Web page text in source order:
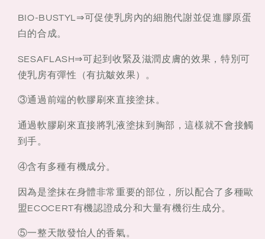
BIO-BUSTYL⇒可促使乳房內的細胞代謝並促進膠原蛋
白的合成。
SESAFLASH⇒可起到收緊及滋潤皮膚的效果，特別可
使乳房有彈性（有抗皺效果）。
③通過前端的軟膠刷來直接塗抹。
通過軟膠刷來直接將乳液塗抹到胸部，這樣就不會接觸
到手。
④含有多種有機成分。
因為是塗抹在身體非常重要的部位，所以配合了多種歐
盟ECOCERT有機認證成分和大量有機衍生成分。
⑤一整天散發怡人的香氣。